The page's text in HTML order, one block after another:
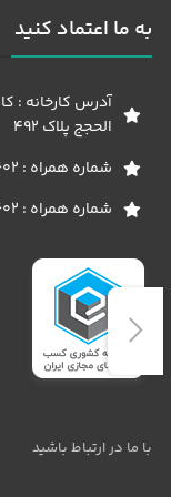
به ما اعتماد کنید
آدرس کارخانه :
الحجج پلاک 492
شماره همراه : 09122436602
شماره همراه : 09372436602
با ما در ارتباط باشید